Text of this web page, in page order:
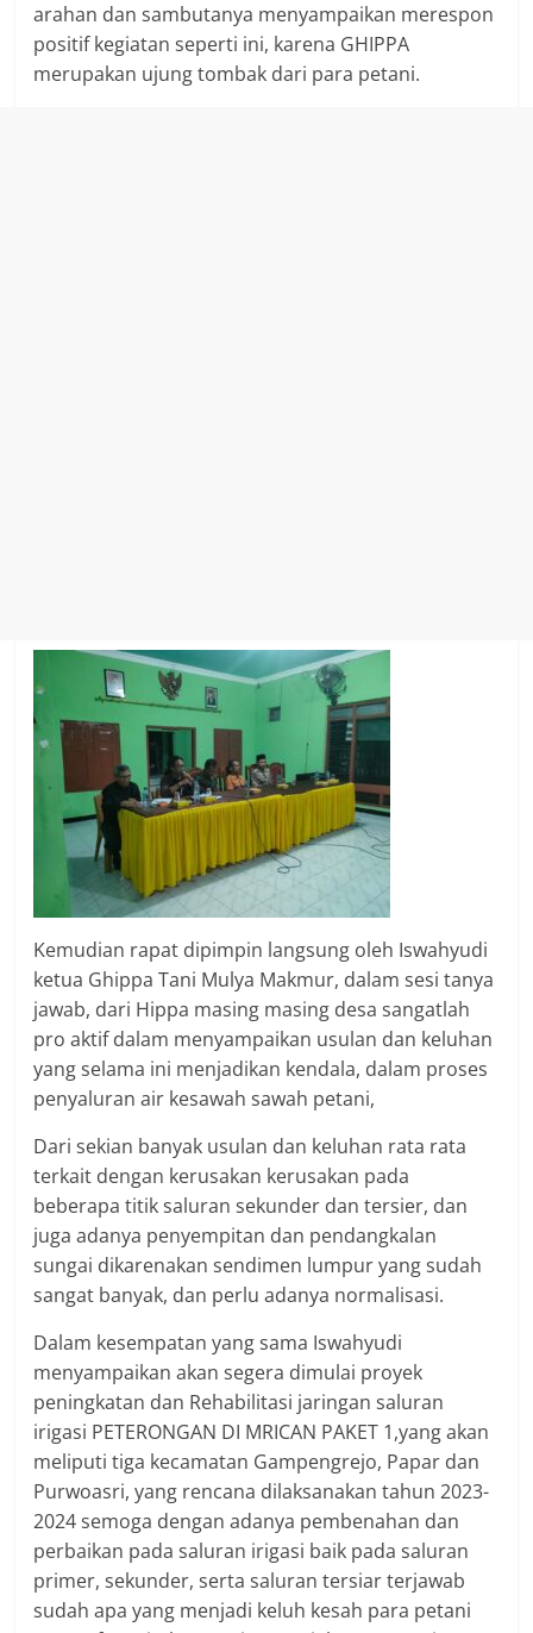
arahan dan sambutanya menyampaikan merespon
positif kegiatan seperti ini, karena GHIPPA
merupakan ujung tombak dari para petani.
Kemudian rapat dipimpin langsung oleh Iswahyudi
ketua Ghippa Tani Mulya Makmur, dalam sesi tanya
jawab, dari Hippa masing masing desa sangatlah
pro aktif dalam menyampaikan usulan dan keluhan
yang selama ini menjadikan kendala, dalam proses
penyaluran air kesawah sawah petani,
Dari sekian banyak usulan dan keluhan rata rata
terkait dengan kerusakan kerusakan pada
beberapa titik saluran sekunder dan tersier, dan
juga adanya penyempitan dan pendangkalan
sungai dikarenakan sendimen lumpur yang sudah
sangat banyak, dan perlu adanya normalisasi.
Dalam kesempatan yang sama Iswahyudi
menyampaikan akan segera dimulai proyek
peningkatan dan Rehabilitasi jaringan saluran
irigasi PETERONGAN DI MRICAN PAKET 1,yang akan
meliputi tiga kecamatan Gampengrejo, Papar dan
Purwoasri, yang rencana dilaksanakan tahun 2023-
2024 semoga dengan adanya pembenahan dan
perbaikan pada saluran irigasi baik pada saluran
primer, sekunder, serta saluran tersiar terjawab
sudah apa yang menjadi keluh kesah para petani